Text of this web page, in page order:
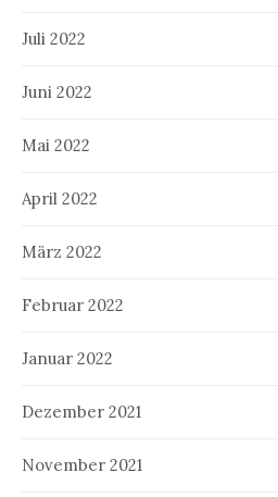
Juli 2022
Juni 2022
Mai 2022
April 2022
März 2022
Februar 2022
Januar 2022
Dezember 2021
November 2021